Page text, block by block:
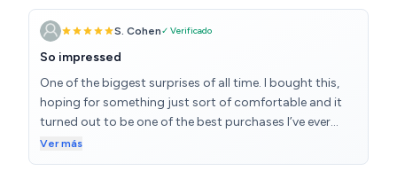
S. Cohen✓ Verificado
So impressed
One of the biggest surprises of all time. I bought this,
hoping for something just sort of comfortable and it
turned out to be one of the best purchases I’ve ever
made. Super easy to put together incredibly
comfortable for the money. The massage functions are
Ver más